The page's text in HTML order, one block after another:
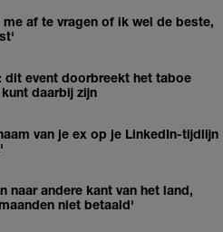
af te vragen of ik wel de beste,
dit event doorbreekt het taboe
daarbij zijn
van je ex op je LinkedIn-tijdlijn
naar andere kant van het land,
niet betaald'